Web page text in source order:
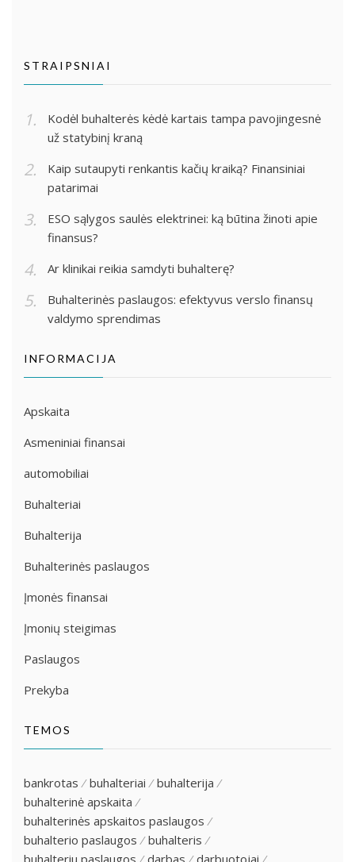
STRAIPSNIAI
Kodėl buhalterės kėdė kartais tampa pavojingesnė
už statybinį kraną
Kaip sutaupyti renkantis kačių kraiką? Finansiniai
patarimai
ESO sąlygos saulės elektrinei: ką būtina žinoti apie
finansus?
Ar klinikai reikia samdyti buhalterę?
Buhalterinės paslaugos: efektyvus verslo finansų
valdymo sprendimas
INFORMACIJA
Apskaita
Asmeniniai finansai
automobiliai
Buhalteriai
Buhalterija
Buhalterinės paslaugos
Įmonės finansai
Įmonių steigimas
Paslaugos
Prekyba
TEMOS
bankrotas buhalteriai
buhalterija
buhalterinė apskaita
buhalterinės apskaitos paslaugos
buhalterio paslaugos
buhalteris